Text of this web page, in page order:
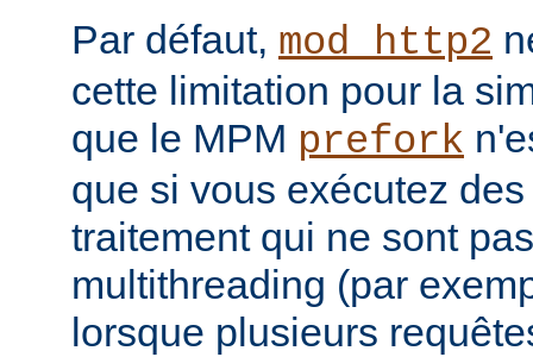
Par défaut, mod_http2
cette limitation pour la
que le MPM prefork
que si vous exécutez
traitement qui ne sont
multithreading (par
lorsque plusieurs